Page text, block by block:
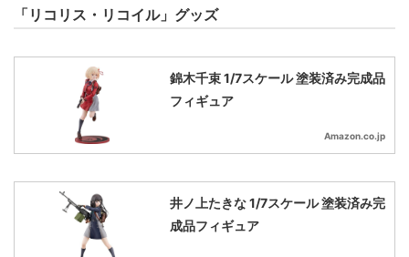
「リコリス・リコイル」グッズ
錦木千束 1/7スケール 塗装済み完成品
フィギュア
Amazon.co.jp
井ノ上たきな 1/7スケール 塗装済み完
成品フィギュア